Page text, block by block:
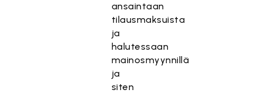
ansaintaan
tilausmaksuista
ja
halutessaan
mainosmyynnillä
ja
siten